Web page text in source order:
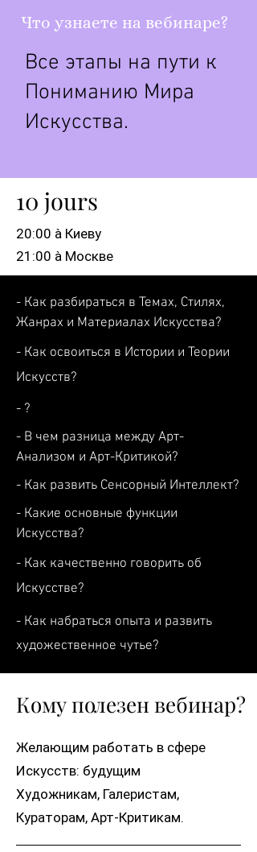
Все этапы на пути к
Пониманию Мира
Искусства.
Что узнаете на вебинаре?
10 jours
20:00 à Киеву
21:00 à Москве
- Как разбираться в Темах, Стилях,
Жанрах и Материалах Искусства?
- Как освоиться в Истории и Теории
Искусств?
- ?
- В чем разница между Арт-
Анализом и Арт-Критикой?
- Как развить Сенсорный Интеллект?
- Какие основные функции
Искусства?
- Как качественно говорить об
Искусстве?
- Как набраться опыта и развить
художественное чутье?
Кому полезен вебинар?
Желающим работать в сфере
Искусств: будущим
Художникам, Галеристам,
Кураторам, Арт-Критикам.